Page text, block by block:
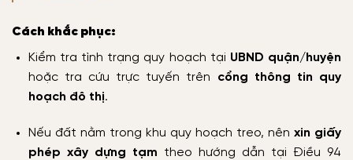
Cách khắc phục:
Kiểm tra tình trạng quy hoạch tại UBND quận/huyện
hoặc tra cứu trực tuyến trên cổng thông tin quy
hoạch đô thị.
Nếu đất nằm trong khu quy hoạch treo, nên xin giấy
phép xây dựng tạm theo hướng dẫn tại Điều 94